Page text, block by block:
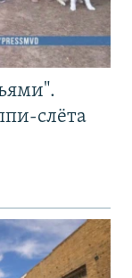
слёта